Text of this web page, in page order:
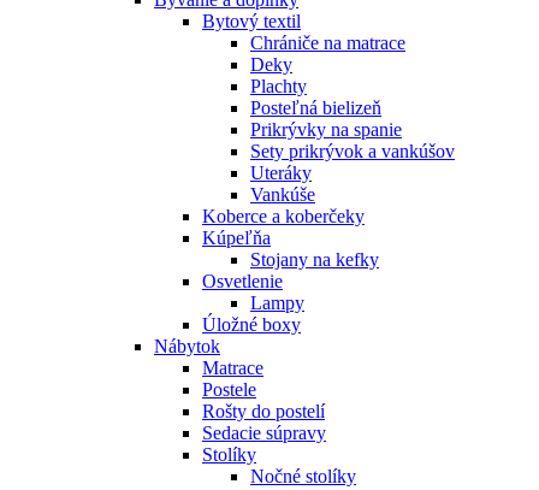
Bytový textil
Chrániče na matrace
Deky
Plachty
Posteľná bielizeň
Prikrývky na spanie
Sety prikrývok a vankúšov
Uteráky
Vankúše
Koberce a koberčeky
Kúpeľňa
Stojany na kefky
Osvetlenie
Lampy
Úložné boxy
Nábytok
Matrace
Postele
Rošty do postelí
Sedacie súpravy
Stolíky
Nočné stolíky